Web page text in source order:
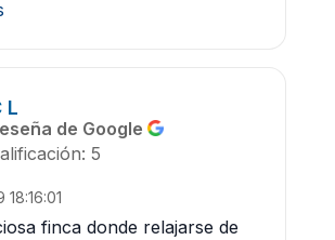
L
de Google
5
18:16:01
finca donde relajarse de